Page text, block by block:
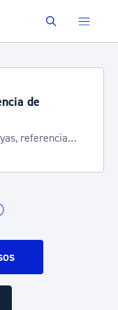
Buscar
de
referencia